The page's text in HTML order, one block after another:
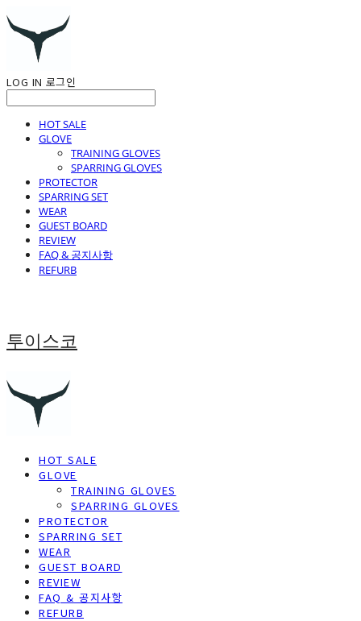
LOG IN 로그인
HOT SALE
GLOVE
TRAINING GLOVES
SPARRING GLOVES
PROTECTOR
SPARRING SET
WEAR
GUEST BOARD
REVIEW
FAQ & 공지사항
REFURB
투이스코
HOT SALE
GLOVE
TRAINING GLOVES
SPARRING GLOVES
PROTECTOR
SPARRING SET
WEAR
GUEST BOARD
REVIEW
FAQ & 공지사항
REFURB